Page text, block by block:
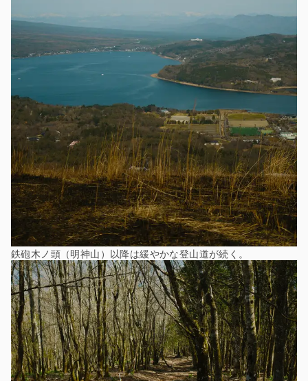
鉄砲木ノ頭（明神山）以降は緩やかな登山道が続く。